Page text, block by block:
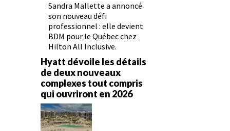
Sandra Mallette a annoncé
son nouveau défi
professionnel : elle devient
BDM pour le Québec chez
Hilton All Inclusive.
Hyatt dévoile les détails
de deux nouveaux
complexes tout compris
qui ouvriront en 2026